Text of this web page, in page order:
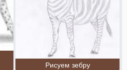
Рисуем зебру